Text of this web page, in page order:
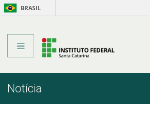
BRASIL
NotíciaInício